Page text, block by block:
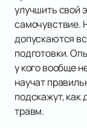
улучшить свой
самочувствие.
допускаются
подготовки.
у кого вообще
научат
подскажут, как
травм.